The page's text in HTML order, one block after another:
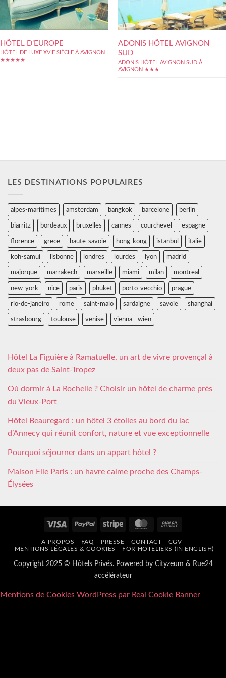
HÔTEL D’EUROPE
HÔTEL DE LUXE XVIE SIÈCLE À AVIGNON
★★★★★
ADONIS HÔTEL AVIGNON
SUD
ADONIS HÔTEL AVIGNON SUD À
AVIGNON ★★★
LES DESTINATIONS POPULAIRES
alpes-maritimes amsterdam bangkok barcelone berlin
biarritz bordeaux bruxelles cannes courchevel espagne
florence grece haute-savoie hong-kong istanbul italie
koh-samui lisbonne londres lourdes lyon madrid
majorque marrakech marseille miami milan montreal
new-york nice paris phuket porto-vecchio prague
rio-de-janeiro rome saint-malo sardaigne savoie shanghai
strasbourg toulouse venise vienna - wien
Hôtel La Figuière à Ramatuelle, un art de vivre provençal à
deux pas de Saint-Tropez
Où dormir à La Rochelle ? Choisir un hôtel de charme près
du Vieux-Port
Hôtel Beauregard : un hôtel 3 étoiles au bord du lac
d’Annecy qui réunit confort, nature et vue exceptionnelle
Pourquoi séjourner dans un appart hôtel ?
Maison Elle Paris : un havre calme proche des Champs-
Élysées
Visa PayPal Stripe MasterCard
Delivery
A PROPOS FAQ PRESSE CONTACT
CGV
MENTIONS LÉGALES & COOKIES
FOR HOTELIERS (IN ENGLISH)
Copyright 2025 © Hôtels Privés. Powered by Cityzeum & Rue24
accélérateur
Mentions de Cookies WordPress par Real Cookie Banner